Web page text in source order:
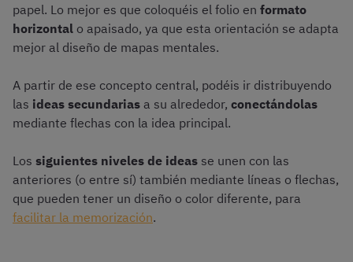
papel. Lo mejor es que coloquéis el folio en formato
horizontal o apaisado, ya que esta orientación se adapta
mejor al diseño de mapas mentales.
A partir de ese concepto central, podéis ir distribuyendo
las ideas secundarias a su alrededor, conectándolas
mediante flechas con la idea principal.
Los siguientes niveles de ideas se unen con las
anteriores (o entre sí) también mediante líneas o flechas,
que pueden tener un diseño o color diferente, para
facilitar la memorización.